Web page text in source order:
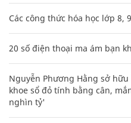
Các công thức hóa học lớp 8,
20 số điện thoại ma ám bạn
Nguyễn Phương Hằng sở
khoe sổ đỏ tính bằng cân,
nghìn tỷ'